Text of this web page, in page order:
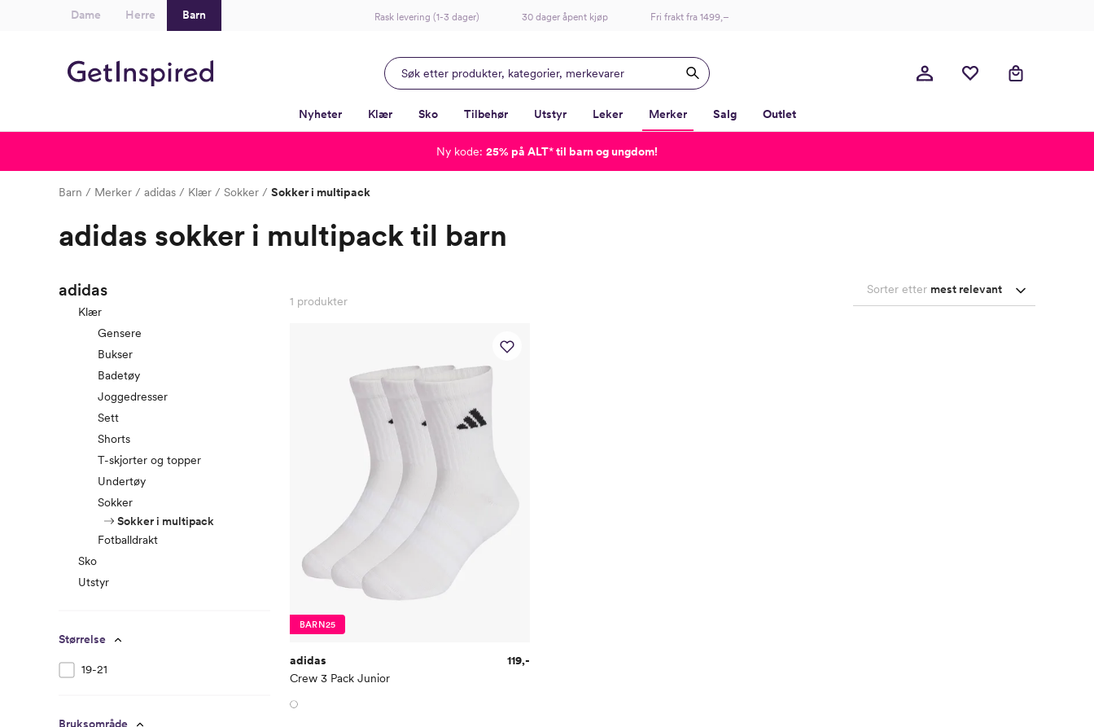
Dame Herre Barn Rask levering (1-3 dager) 30 dager åpent kjøp Fri frakt fra 1499,–
Nyheter Klær Sko Tilbehør Utstyr Leker Merker Salg Outlet
Barn Merker adidas Klær Sokker Sokker i multipack
adidas sokker i multipack til barn
adidas
Klær
Gensere
Bukser
Badetøy
Joggedresser
Sett
Shorts
T-skjorter og topper
Undertøy
Sokker
Sokker i multipack
Fotballdrakt
Sko
Utstyr
Størrelse
19-21
Bruksområde
1 produkter
Sorter etter mest relevant
BARN25
adidas
Crew 3 Pack Junior
119,-
Ny kode: 25% på ALT*til barn og ungdom!
-
-
-
-